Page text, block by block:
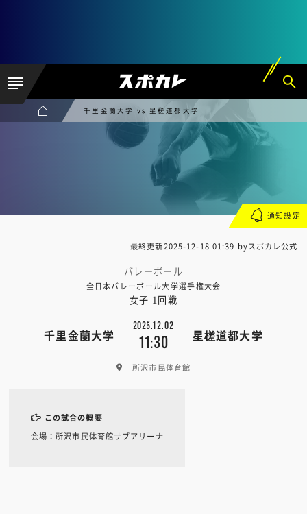
千里金蘭大学 vs 星槎道都大学
最終更新2025-12-18 01:39 byスポカレ公式
バレーボール
全日本バレーボール大学選手権大会
女子 1回戦
千里金蘭大学
2025.12.02
11:30 星槎道都大学
所沢市民体育館
通知設定
この試合の概要
会場：所沢市民体育館サブアリーナ